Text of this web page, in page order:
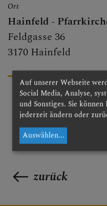
Ort
Hainfeld -
Feldgasse 36
3170 Hainfeld
zurück
Auf unserer Webseite
Social Media, Analyse,
und Sonstiges. Sie
jederzeit ändern oder
Auswählen...